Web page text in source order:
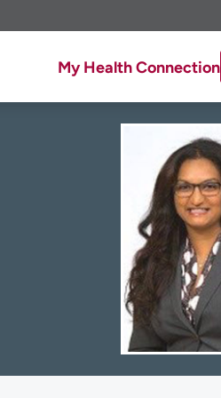
My Health Connection